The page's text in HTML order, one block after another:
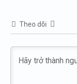
Theo dõi